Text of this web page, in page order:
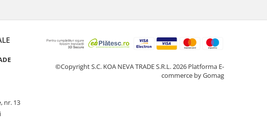
nr. 13
©Copyright S.C. KOA NEVA TRADE S.R.L. 2026 Platforma E-
commerce by Gomag